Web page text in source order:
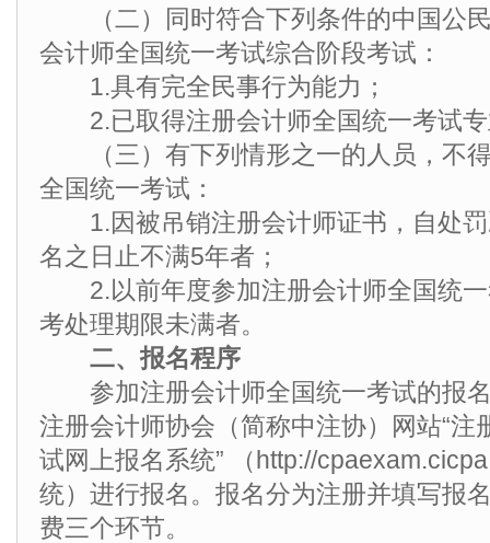
（二）同时符合下列条件的中国公民
会计师全国统一考试综合阶段考试：
1.具有完全民事行为能力；
2.已取得注册会计师全国统一考试专
（三）有下列情形之一的人员，不得
全国统一考试：
1.因被吊销注册会计师证书，自处罚
名之日止不满5年者；
2.以前年度参加注册会计师全国统一
考处理期限未满者。
二、报名程序
参加注册会计师全国统一考试的报名
注册会计师协会（简称中注协）网站“注
试网上报名系统” （http://
统）进行报名。报名分为注册并填写报
费三个环节。